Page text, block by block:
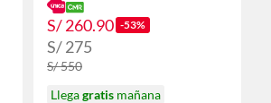
S/ 260.90 -53%
S/ 275
S/ 550
Llegagratis mañana